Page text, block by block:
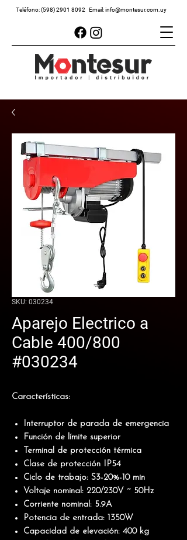
Teléfono:(598) 2901 8092 Email:info@montesur.com.uy
SKU: 030234
Aparejo Electrico a
Cable 400/800
#030234
Características:
Interruptor de parada de emergencia
Función de límite superior
Terminal de protección térmica
Clase de protección IP54
Ciclo de trabajo: S3-20%-10 min
Voltaje nominal: 220/230V ~ 50Hz
Corriente nominal: 5.9A
Potencia de entrada: 1350W
Capacidad de elevación: 400 kg